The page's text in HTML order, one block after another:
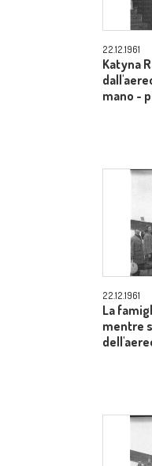
22.12.1961
Katyna
mano -
22.12.1961
La
mentre